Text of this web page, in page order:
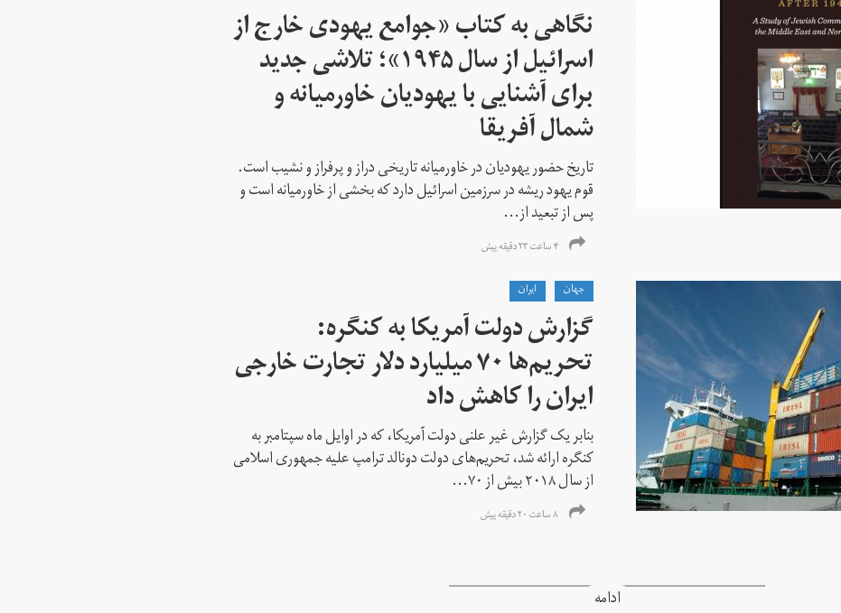
نگاهی به کتاب «جوامع یهودی خارج از
اسرائیل از سال ۱۹۴۵»؛ تلاشی جدید
برای آشنایی با یهودیان خاورمیانه و
شمال آفریقا
تاریخ حضور یهودیان در خاورمیانه تاریخی دراز و پرفراز و نشیب است.
قوم یهود ریشه در سرزمین اسرائیل دارد که بخشی از خاورمیانه است و
پس از تبعید از...
۴ ساعت ۲۳ دقیقه پیش
جهان
ايران
گزارش دولت آمریکا به کنگره:
تحریم‌ها ۷۰ میلیارد دلار تجارت خارجی
ایران را کاهش داد
بنابر یک گزارش غیر علنی دولت آمریکا، که در اوایل ماه سپتامبر به
کنگره ارائه شد، تحریم‌های دولت دونالد ترامپ علیه جمهوری اسلامی
از سال ۲۰۱۸ بیش از ۷۰...
۸ ساعت ۲۰ دقیقه پیش
ادامه